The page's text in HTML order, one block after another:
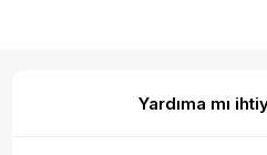
Yardıma mı